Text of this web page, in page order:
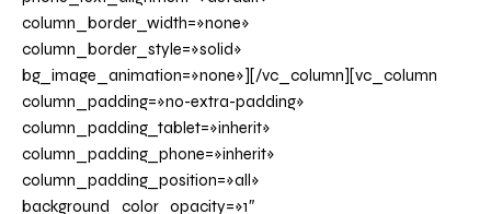
column_border_width=»none»
column_border_style=»solid»
bg_image_animation=»none»][/vc_column][vc_column
column_padding=»no-extra-padding»
column_padding_tablet=»inherit»
column_padding_phone=»inherit»
column_padding_position=»all»
background_color_opacity=»1″